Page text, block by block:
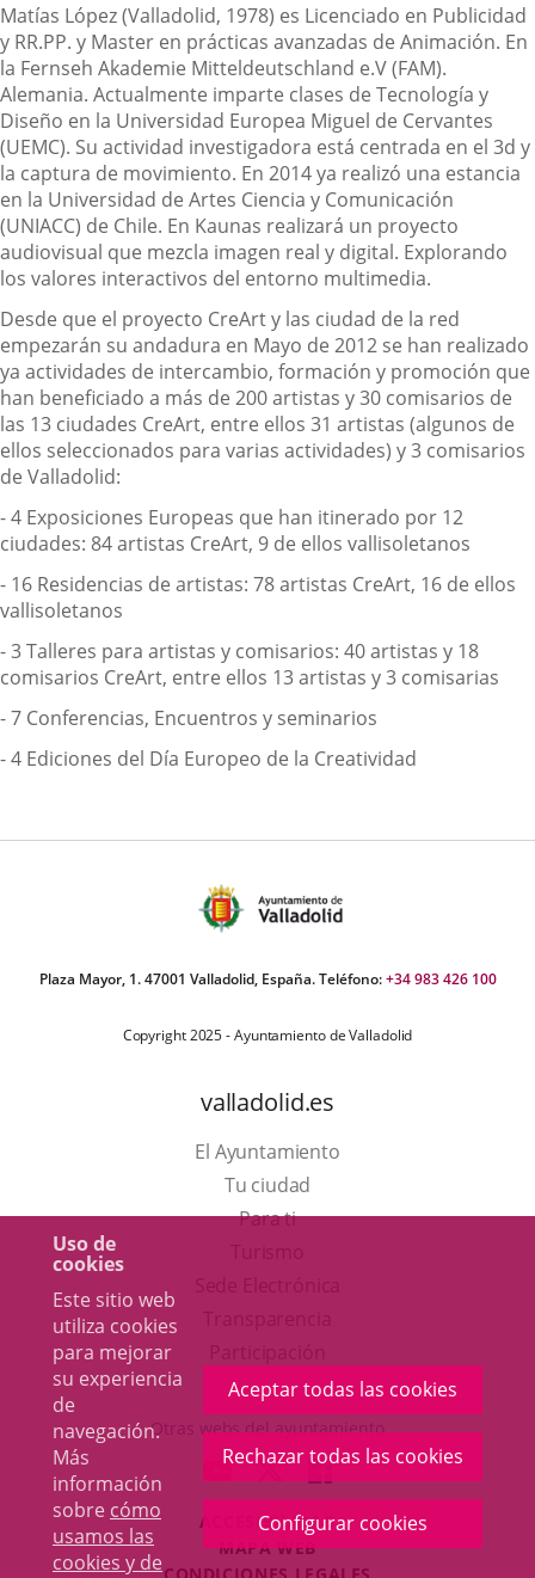
Uso de
cookies
Este sitio web
utiliza cookies
para mejorar
su experiencia
de
navegación.
Más
información
sobre cómo
usamos las
cookies y de
Aceptar todas las cookies
Rechazar todas las cookies
Configurar cookies
Matías López (Valladolid, 1978) es Licenciado en Publicidad
y RR.PP. y Master en prácticas avanzadas de Animación. En
la Fernseh Akademie Mitteldeutschland e.V (FAM).
Alemania. Actualmente imparte clases de Tecnología y
Diseño en la Universidad Europea Miguel de Cervantes
(UEMC). Su actividad investigadora está centrada en el 3d y
la captura de movimiento. En 2014 ya realizó una estancia
en la Universidad de Artes Ciencia y Comunicación
(UNIACC) de Chile. En Kaunas realizará un proyecto
audiovisual que mezcla imagen real y digital. Explorando
los valores interactivos del entorno multimedia.
Desde que el proyecto CreArt y las ciudad de la red
empezarán su andadura en Mayo de 2012 se han realizado
ya actividades de intercambio, formación y promoción que
han beneficiado a más de 200 artistas y 30 comisarios de
las 13 ciudades CreArt, entre ellos 31 artistas (algunos de
ellos seleccionados para varias actividades) y 3 comisarios
de Valladolid:
- 4 Exposiciones Europeas que han itinerado por 12
ciudades: 84 artistas CreArt, 9 de ellos vallisoletanos
- 16 Residencias de artistas: 78 artistas CreArt, 16 de ellos
vallisoletanos
- 3 Talleres para artistas y comisarios: 40 artistas y 18
comisarios CreArt, entre ellos 13 artistas y 3 comisarias
- 7 Conferencias, Encuentros y seminarios
- 4 Ediciones del Día Europeo de la Creatividad
Plaza Mayor, 1. 47001 Valladolid, España. Teléfono:+34 983 426 100
Copyright 2025 - Ayuntamiento de Valladolid
valladolid.es
El Ayuntamiento
Tu ciudad
Para ti
en
una
ventana
nueva.
aplicación
externa.
Otras webs del ayuntamiento
ENLACE
A
UNA
APLICACIÓN
ENLACE
A
UNA
APLICACIÓN
ENLACE
A
UNA
ACCESIBILIDAD
MAPA WEB
CONDICIONES LEGALES